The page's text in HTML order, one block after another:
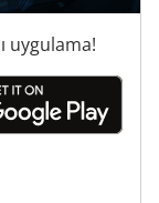
uygulama!